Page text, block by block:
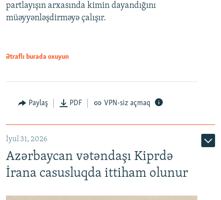
partlayışın arxasında kimin dayandığını
müəyyənləşdirməyə çalışır.
Ətraflı burada oxuyun
Paylaş PDF VPN-siz açmaq
İyul 31, 2026
Azərbaycan vətəndaşı Kiprdə
İrana casusluqda ittiham olunur